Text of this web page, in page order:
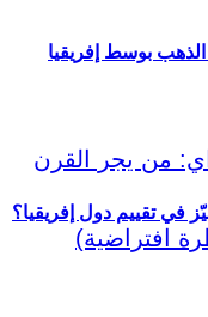
بوسط إفريقيا
في تقييم دول إفريقيا؟